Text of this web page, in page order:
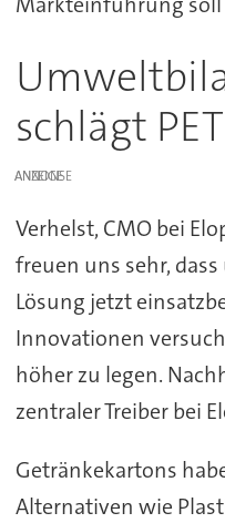
schlägt PET
ANZEIGE
Verhelst, CMO bei
freuen uns sehr,
Lösung jetzt
Innovationen
höher zu legen.
zentraler Treiber bei
Getränkekartons
Alternativen wie